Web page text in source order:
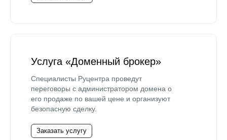
Услуга «Доменный брокер»
Специалисты Руцентра проведут
переговоры с администратором домена о
его продаже по вашей цене и организуют
безопасную сделку.
Заказать услугу